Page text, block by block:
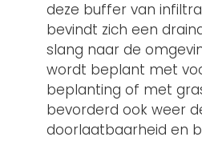
deze buffer van
bevindt zich een
slang naar de
wordt beplant met
beplanting of met
bevorderd ook weer
doorlaatbaarheid en